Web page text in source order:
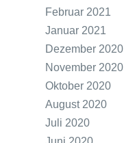
Februar 2021
Januar 2021
Dezember 2020
November 2020
Oktober 2020
August 2020
Juli 2020